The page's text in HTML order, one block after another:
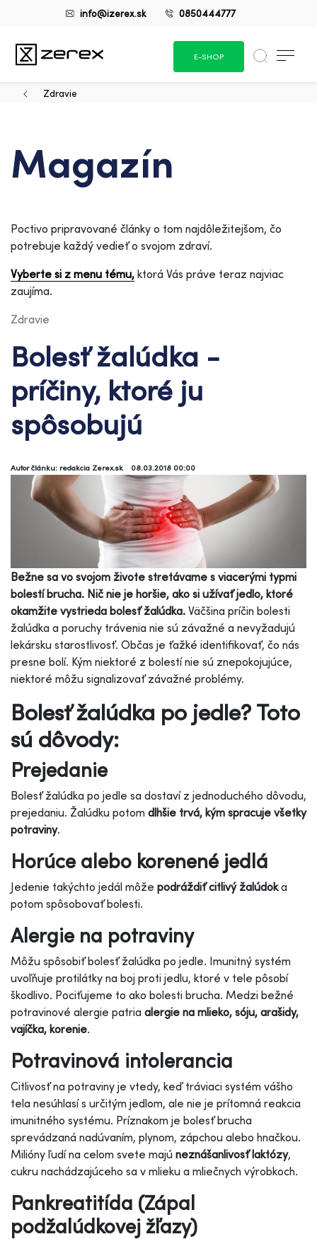
info@izerex.sk 0850444777
E-SHOP
Zdravie
Magazín
Poctivo pripravované články o tom najdôležitejšom, čo
potrebuje každý vedieť o svojom zdraví.
Vyberte si z menu tému, ktorá Vás práve teraz najviac
zaujíma.
Zdravie
Bolesť žalúdka -
príčiny, ktoré ju
spôsobujú
Autor článku: redakcia Zerex.sk 08.03.2018 00:00
Bežne sa vo svojom živote stretávame s viacerými typmi
bolestí brucha. Nič nie je horšie, ako si užívať jedlo, ktoré
okamžite vystrieda bolesť žalúdka. Väčšina príčin bolesti
žalúdka a poruchy trávenia nie sú závažné a nevyžadujú
lekársku starostlivosť. Občas je ťažké identifikovať, čo nás
presne bolí. Kým niektoré z bolestí nie sú znepokojujúce,
niektoré môžu signalizovať závažné problémy.
Bolesť žalúdka po jedle? Toto
sú dôvody:
Prejedanie
Bolesť žalúdka po jedle sa dostaví z jednoduchého dôvodu,
prejedaniu. Žalúdku potom dlhšie trvá, kým spracuje všetky
potraviny.
Horúce alebo korenené jedlá
Jedenie takýchto jedál môže podráždiť citlivý žalúdoka
potom spôsobovať bolesti.
Alergie na potraviny
Môžu spôsobiť bolesť žalúdka po jedle. Imunitný systém
uvoľňuje protilátky na boj proti jedlu, ktoré v tele pôsobí
škodlivo. Pociťujeme to ako bolesti brucha. Medzi bežné
potravinové alergie patria alergie na mlieko, sóju, arašidy,
vajíčka, korenie.
Potravinová intolerancia
Citlivosť na potraviny je vtedy, keď tráviaci systém vášho
tela nesúhlasí s určitým jedlom, ale nie je prítomná reakcia
imunitného systému. Príznakom je bolesť brucha
sprevádzaná nadúvaním, plynom, zápchou alebo hnačkou.
Milióny ľudí na celom svete majú neznášanlivosť laktózy,
cukru nachádzajúceho sa v mlieku a mliečnych výrobkoch.
Pankreatitída (Zápal
podžalúdkovej žľazy)